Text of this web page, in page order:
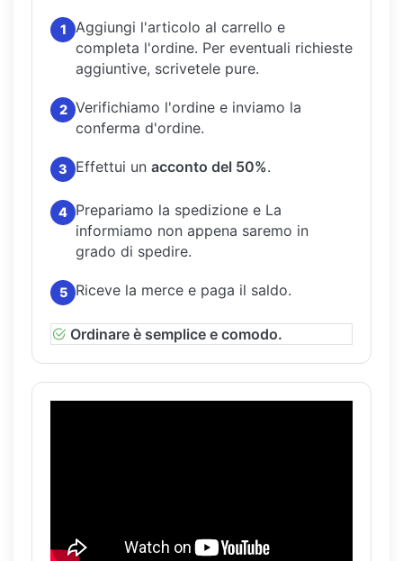
1
Aggiungi l'articolo al carrello e
completa l'ordine. Per eventuali richieste
aggiuntive, scrivetele pure.
2 Verifichiamo l'ordine e inviamo la
conferma d'ordine.
3 Effettui un acconto del 50%.
4 Prepariamo la spedizione e La
informiamo non appena saremo in
grado di spedire.
5 Riceve la merce e paga il saldo.
Ordinare è semplice e comodo.